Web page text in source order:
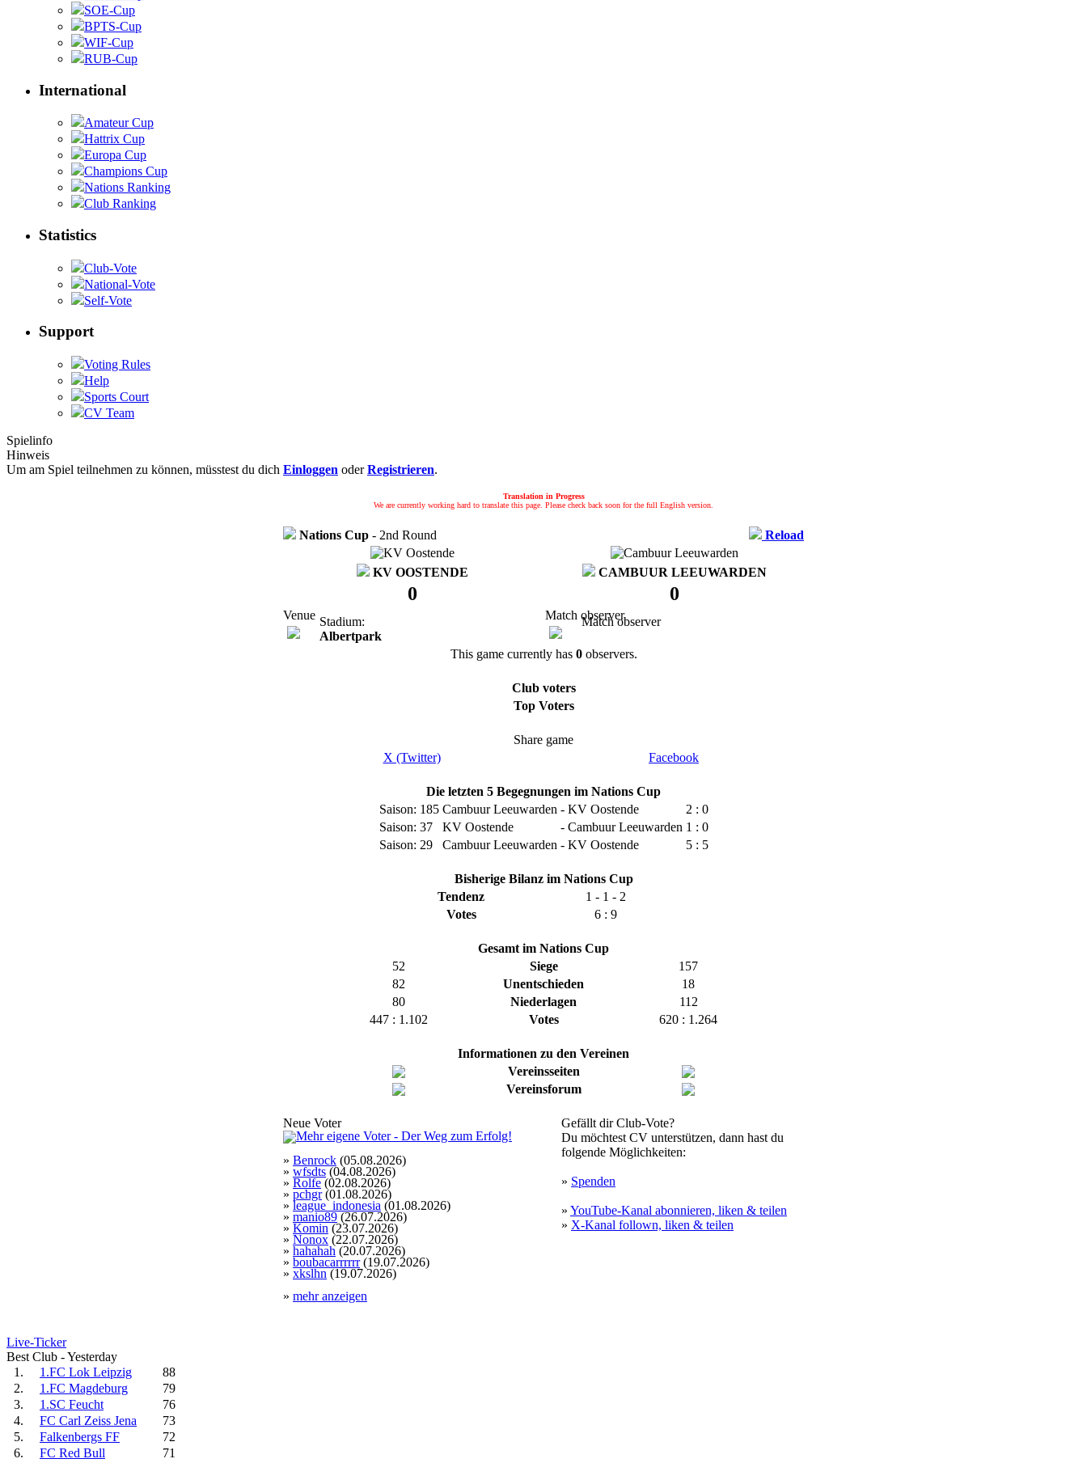
SOE-Cup
BPTS-Cup
WIF-Cup
RUB-Cup
International
Amateur Cup
Hattrix Cup
Europa Cup
Champions Cup
Nations Ranking
Club Ranking
Statistics
Club-Vote
National-Vote
Self-Vote
Support
Voting Rules
Help
Sports Court
CV Team
Spielinfo
Hinweis
Um am Spiel teilnehmen zu können, müsstest du dich Einloggen oderRegistrieren.
Translation in Progress
We are currently working hard to translate this page. Please check back soon for the full English version.
Nations Cup - 2nd Round Reload
KV OOSTENDE CAMBUUR LEEUWARDEN
0 0
Venue Match observer
Stadium:
Albertpark
Match observer
This game currently has 0observers.
Club voters
Top Voters
Share game
X (Twitter)
Facebook
Die letzten 5 Begegnungen im Nations Cup
Saison: 185 Cambuur Leeuwarden - KV Oostende 2 : 0
Saison: 37
KV Oostende - Cambuur Leeuwarden 1 : 0
Saison: 29
Cambuur Leeuwarden - KV Oostende 5 : 5
Bisherige Bilanz im Nations Cup
Tendenz
1 - 1 - 2
Votes
6 : 9
Gesamt im Nations Cup
52
Siege
157
82
Unentschieden
18
80
Niederlagen
112
447 : 1.102
Votes 620 : 1.264
Informationen zu den Vereinen
Vereinsseiten
Vereinsforum
Neue Voter
» Benrock (05.08.2026)
» wfsdts (04.08.2026)
» Rolfe (02.08.2026)
» pchgr(01.08.2026)
» league_indonesia (01.08.2026)
» manio89 (26.07.2026)
» Komin (23.07.2026)
» Nonox (22.07.2026)
» hahahah (20.07.2026)
» boubacarrrrrr(19.07.2026)
» xkslhn (19.07.2026)
» mehr anzeigen
Gefällt dir Club-Vote?
Du möchtest CV unterstützen, dann hast du
folgende Möglichkeiten:
» Spenden
» YouTube-Kanal abonnieren, liken & teilen
» X-Kanal follown, liken & teilen
Live-Ticker
Best Club - Yesterday
1.
1.FC Lok Leipzig
88
2.
1.FC Magdeburg
79
3.
1.SC Feucht
76
4.
FC Carl Zeiss Jena
73
5.
Falkenbergs FF
72
6.
FC Red Bull
71